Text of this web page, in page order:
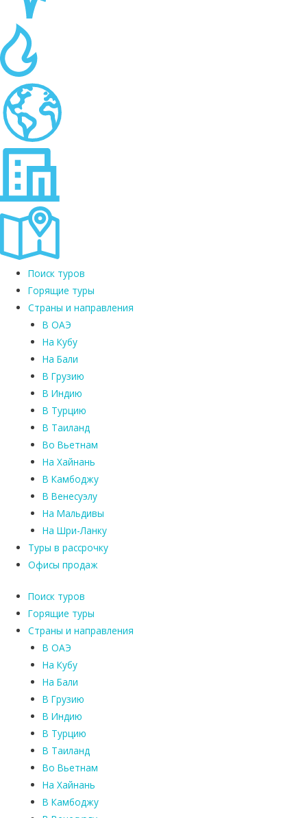
Поиск туров
Горящие туры
Страны и направления
В ОАЭ
На Кубу
На Бали
В Грузию
В Индию
В Турцию
В Таиланд
Во Вьетнам
На Хайнань
В Камбоджу
В Венесуэлу
На Мальдивы
На Шри-Ланку
Туры в рассрочку
Офисы продаж
Поиск туров
Горящие туры
Страны и направления
В ОАЭ
На Кубу
На Бали
В Грузию
В Индию
В Турцию
В Таиланд
Во Вьетнам
На Хайнань
В Камбоджу